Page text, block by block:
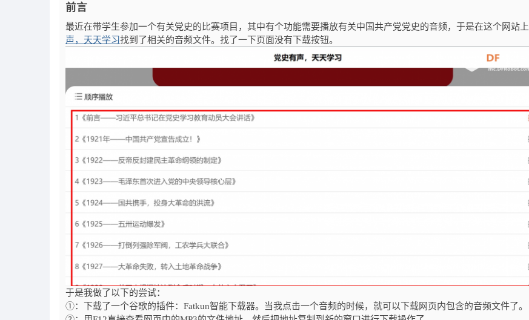
前言
最近在带学生参加一个有关党史的比赛项目，其中有个功能需要播放有关中国共产党党史的音频，于是在这个网站上
声，天天学习找到了相关的音频文件。找了一下页面没有下载按钮。
于是我做了以下的尝试：
①：下载了一个谷歌的插件：Fatkun智能下载器。当我点击一个音频的时候，就可以下载网页内包含的音频文件了。